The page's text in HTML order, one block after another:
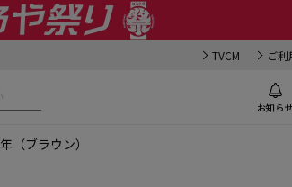
TVCM ご利
お知らせ
（ブラウン）